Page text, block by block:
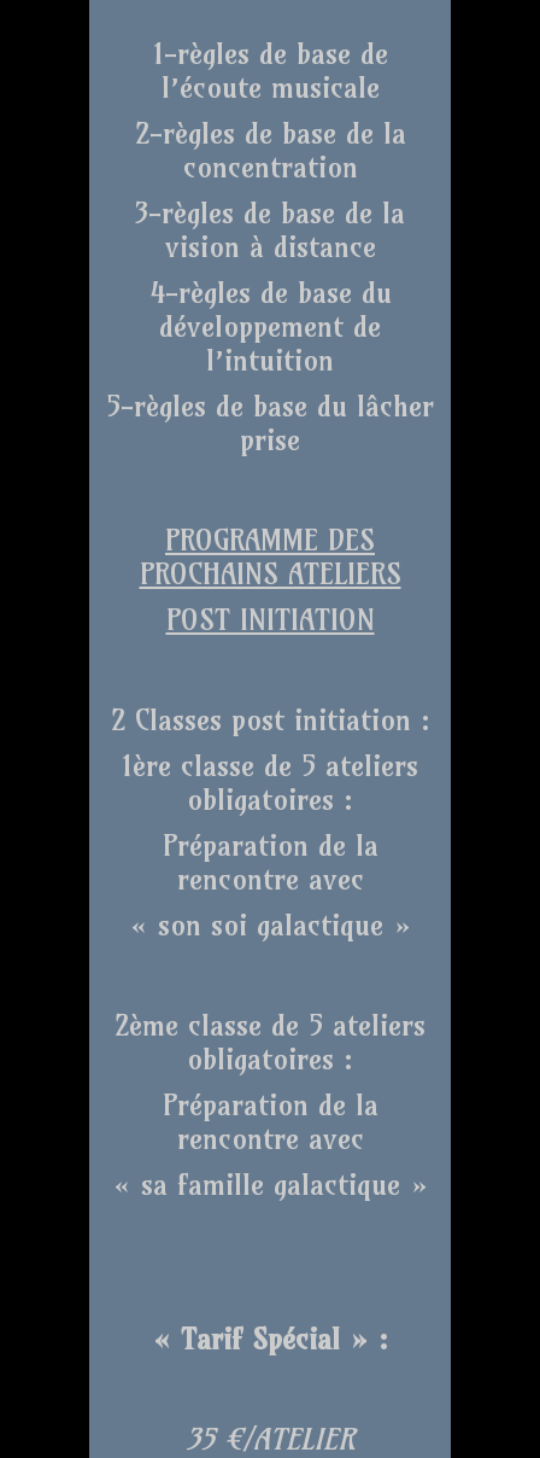
1-règles de base de
l’écoute musicale
2-règles de base de la
concentration
3-règles de base de la
vision à distance
4-règles de base du
développement de
l’intuition
5-règles de base du lâcher
prise
PROGRAMME DES
PROCHAINS ATELIERS
POST INITIATION
2 Classes post initiation :
1ère classe de 5 ateliers
obligatoires :
Préparation de la
rencontre avec
« son soi galactique »
2ème classe de 5 ateliers
obligatoires :
Préparation de la
rencontre avec
« sa famille galactique »
« Tarif Spécial » :
35 €/ATELIER